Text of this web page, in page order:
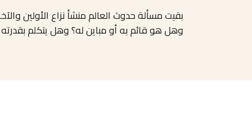
بقيت مسألة حدوث العالم منشأ نزاع الأولين
وهل هو قائم به أو مباين له؟ وهل يتكلم بقدرته